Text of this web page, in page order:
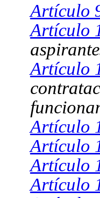
Artículo
Artículo
Artículo
Artículo
Artículo
Artículo
Artículo